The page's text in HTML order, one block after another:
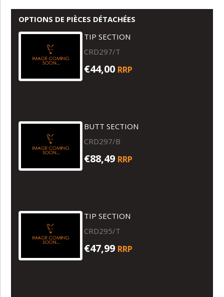
OPTIONS DE PIÈCES DÉTACHÉES
TIP SECTION
CRD297/T
€44,00 RRP
BUTT SECTION
CRD297/B
€88,49 RRP
TIP SECTION
CRD295/T
€47,99 RRP